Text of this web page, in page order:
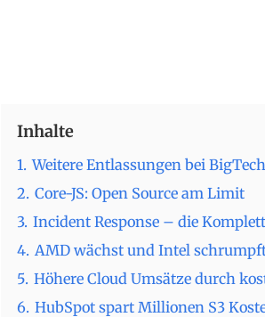
Inhalte
1. Weitere Entlassungen bei BigTech
2. Core-JS: Open Source am Limit
3. Incident Response – die
4. AMD wächst und Intel
5. Höhere Cloud Umsätze durch
6. HubSpot spart Millionen S3